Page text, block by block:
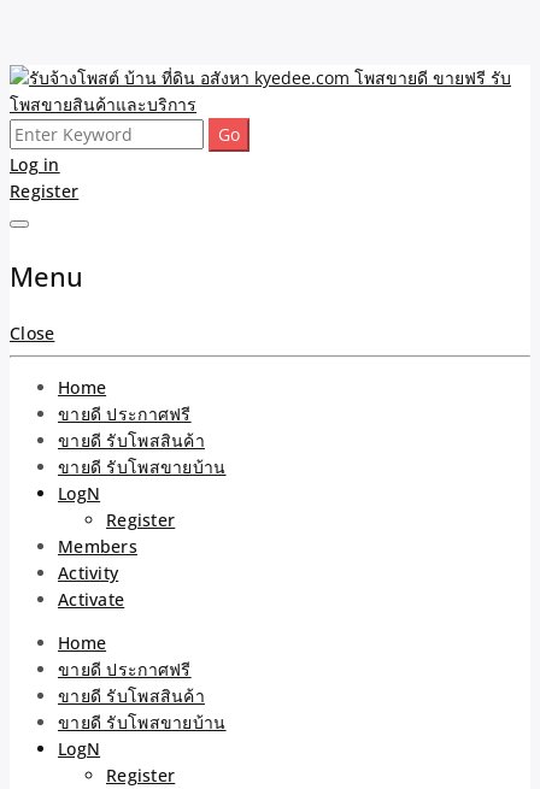
Skip
to
content
รับจ้างโพสต์ บ้าน ที่ดิน
อสังหา kyedee.com โพส
ขายดี ขายฟรี รับโพสขาย
สินค้าและบริการ
ขายดี โพสประกาศขายสินค้าฟรี บ้าน ที่ดิน อสังหา รับโพสต์ประกาศขาย
ของ รับรองผล ดีที่สุดถูกที่สุด ติดหน้าแรกกูเกืล
Search
for:
Log in
Register
Menu
Close
Home
ขายดี ประกาศฟรี
ขายดี รับโพสสินค้า
ขายดี รับโพสขายบ้าน
LogN
Register
Members
Activity
Activate
Home
ขายดี ประกาศฟรี
ขายดี รับโพสสินค้า
ขายดี รับโพสขายบ้าน
LogN
Register